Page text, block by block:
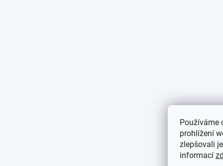
Používáme
prohlížení
zlepšovali
informací